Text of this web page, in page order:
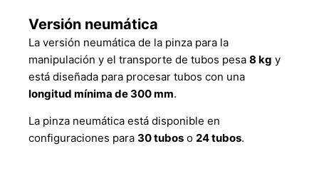
Versión neumática
La versión neumática de la pinza para la
manipulación y el transporte de tubos pesa 8 kg y
está diseñada para procesar tubos con una
longitud mínima de 300 mm.
La pinza neumática está disponible en
configuraciones para 30 tubos o 24 tubos.